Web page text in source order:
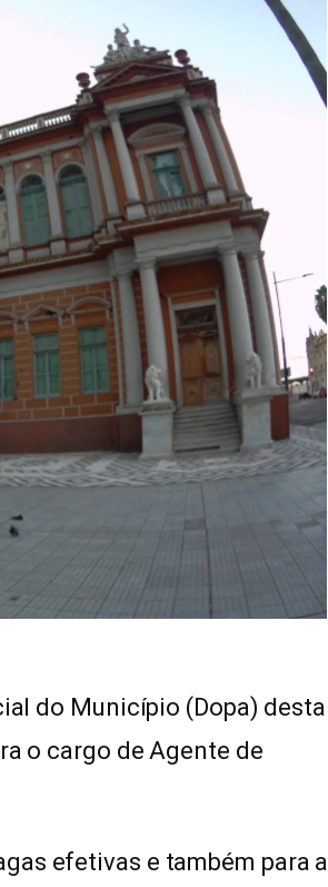
do Município (Dopa) desta
o cargo de Agente de
efetivas e também para a